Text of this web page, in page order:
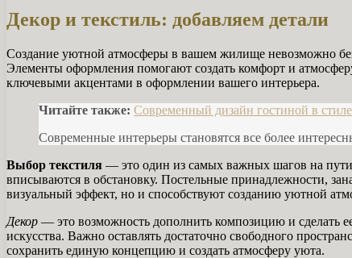
Декор и текстиль: добавляем детали
Создание уютной атмосферы в вашем жилище невозможно
Элементы оформления помогают создать комфорт и
ключевыми акцентами в оформлении вашего интерьера.
Читайте также: Современный дизайн гостиной в
Современные интерьеры становятся все более
Выбор текстиля — это один из самых важных шагов на пути
вписываются в обстановку. Постельные принадлежности,
визуальный эффект, но и способствуют созданию уютной
Декор — это возможность дополнить композицию и сделать
искусства. Важно оставлять достаточно свободного
сохранить единую концепцию и создать атмосферу уюта.